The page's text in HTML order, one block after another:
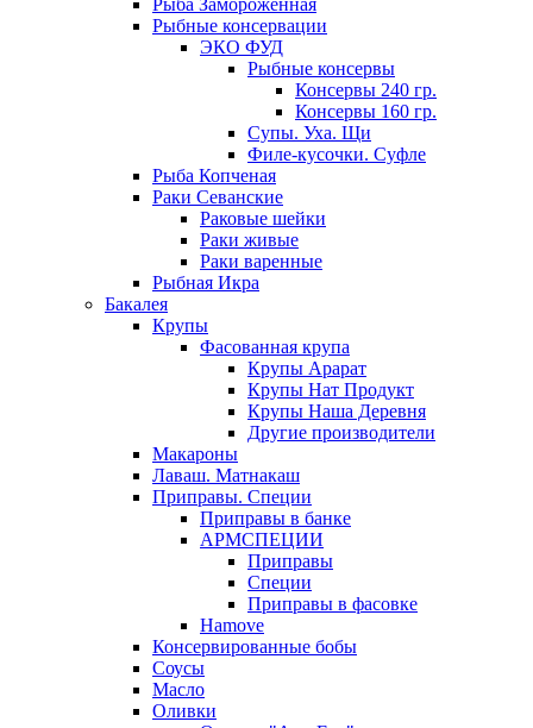
Рыба Замороженная
Рыбные консервации
ЭКО ФУД
Рыбные консервы
Консервы 240 гр.
Консервы 160 гр.
Супы. Уха. Щи
Филе-кусочки. Суфле
Рыба Копченая
Раки Севанские
Раковые шейки
Раки живые
Раки варенные
Рыбная Икра
Бакалея
Крупы
Фасованная крупа
Крупы Арарат
Крупы Нат Продукт
Крупы Наша Деревня
Другие производители
Макароны
Лаваш. Матнакаш
Приправы. Специи
Приправы в банке
АРМСПЕЦИИ
Приправы
Специи
Приправы в фасовке
Hamove
Консервированные бобы
Соусы
Масло
Оливки